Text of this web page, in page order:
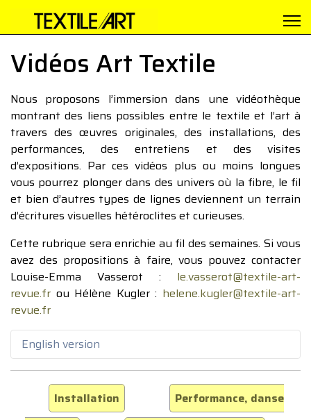
Vidéos Art Textile
Nous proposons l’immersion dans une vidéothèque
montrant des liens possibles entre le textile et l’art à
travers des œuvres originales, des installations, des
performances, des entretiens et des visites
d’expositions. Par ces vidéos plus ou moins longues
vous pourrez plonger dans des univers où la fibre, le fil
et bien d’autres types de lignes deviennent un terrain
d’écritures visuelles hétéroclites et curieuses.
Cette rubrique sera enrichie au fil des semaines. Si vous
avez des propositions à faire, vous pouvez contacter
Louise-Emma Vasserot : le.vasserot@textile-art-
revue.fr ou Hélène Kugler : helene.kugler@textile-art-
revue.fr
English version
Installation
Performance, danse